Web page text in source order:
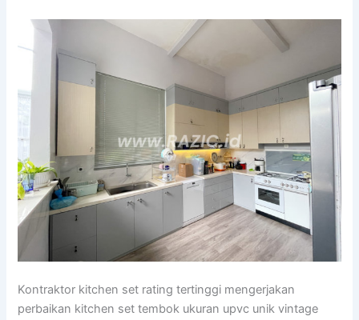
Kontraktor kitchen set rating tertinggi mengerjakan
perbaikan kitchen set tembok ukuran upvc unik vintage